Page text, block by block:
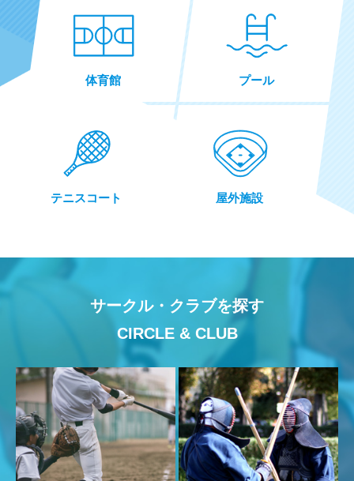
2026.07.07 スポーツ推進事業
さぁ！次の走りへ！Up Grade！ランニングレッスン 参
加者募集
西部市民プール・鳴和台市民プールの7・8月の営業につ
2026.06.24
2026.06.24
金沢市総合体育館第1競技場 工事に伴う利用制限につい
2026.06.18 お知らせ
ラインテープの価格改定について
2026.06.18 お知らせ
金沢市営体育館における使用可能ラインテープの追加に
体育館 プール
テニスコート 屋外施設
サークル・クラブを探す
CIRCLE & CLUB